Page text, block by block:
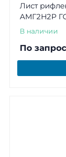
Лист
АМГ2Н2Р
В наличии
По